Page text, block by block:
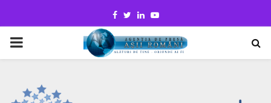
Facebook
TwitterLinkedinYoutube
PRIMARY